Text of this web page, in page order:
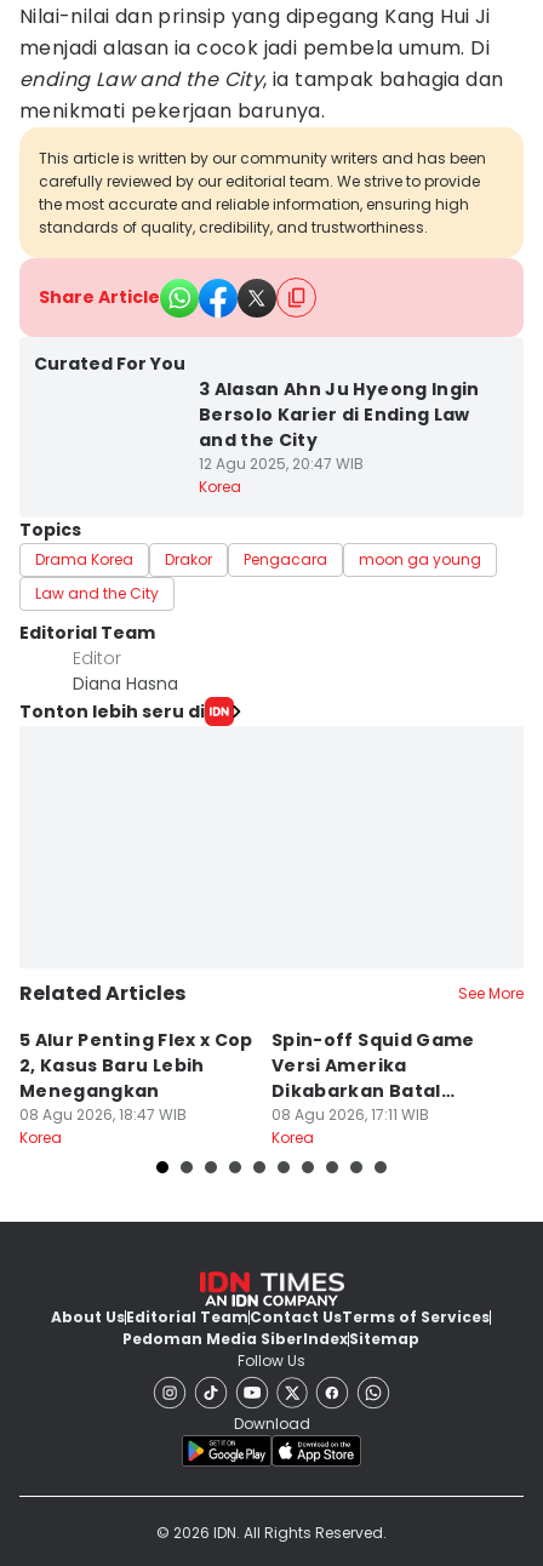
Nilai-nilai dan prinsip yang dipegang Kang Hui Ji
menjadi alasan ia cocok jadi pembela umum. Di
ending Law and the City, ia tampak bahagia dan
menikmati pekerjaan barunya.
This article is written by our community writers and has been
carefully reviewed by our editorial team. We strive to provide
the most accurate and reliable information, ensuring high
standards of quality, credibility, and trustworthiness.
Share Article
Curated For You
3 Alasan Ahn Ju Hyeong Ingin
Bersolo Karier di Ending Law
and the City
12 Agu 2025, 20:47 WIB
Korea
Topics
Drama Korea Drakor Pengacara
moon ga young
Law and the City
Editorial Team
Editor
Diana Hasna
Tonton lebih seru di
Related Articles See More
5 Alur Penting Flex x Cop
2, Kasus Baru Lebih
Menegangkan
08 Agu 2026, 18:47 WIB
Korea
Spin-off Squid Game
Versi Amerika
Dikabarkan Batal
Dibuat, Kenapa?
08 Agu 2026, 17:11 WIB
Korea
About UsEditorial TeamContact UsTerms of Services
Pedoman Media SiberIndexSitemap
Follow Us
Download
© 2026 IDN. All Rights Reserved.